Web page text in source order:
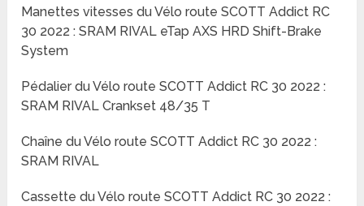
Manettes vitesses du Vélo route SCOTT Addict RC
30 2022 : SRAM RIVAL eTap AXS HRD Shift-Brake
System
Pédalier du Vélo route SCOTT Addict RC 30 2022 :
SRAM RIVAL Crankset 48/35 T
Chaîne du Vélo route SCOTT Addict RC 30 2022 :
SRAM RIVAL
Cassette du Vélo route SCOTT Addict RC 30 2022 :